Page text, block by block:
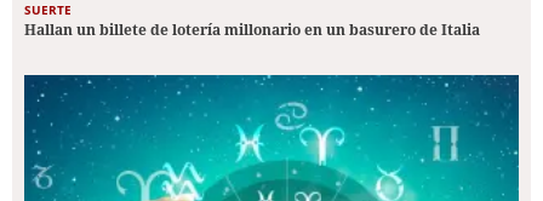
SUERTE
Hallan un billete de lotería millonario en un basurero de Italia